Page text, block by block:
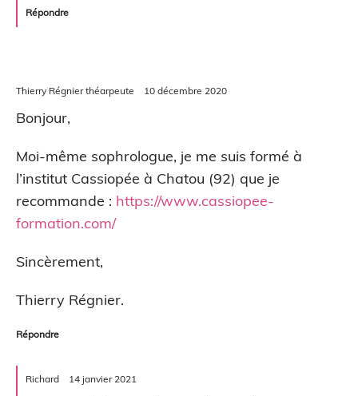
Répondre
Thierry Régnier théarpeute 10 décembre 2020
Bonjour,
Moi-même sophrologue, je me suis formé à
l’institut Cassiopée à Chatou (92) que je
recommande : https://www.cassiopee-
formation.com/
Sincèrement,
Thierry Régnier.
Répondre
Richard 14 janvier 2021